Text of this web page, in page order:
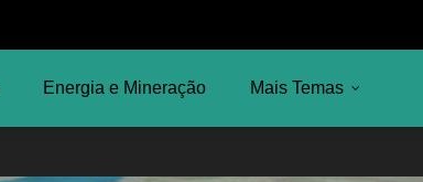
Energia e Mineração Mais Temas